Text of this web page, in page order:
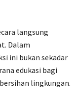
langsung
Dalam
ini bukan sekadar
edukasi bagi
lingkungan.